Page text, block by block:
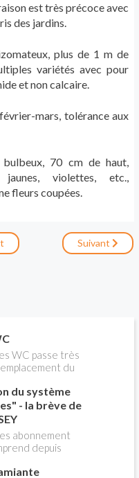
est très précoce avec
des jardins.
plus de 1 m de
variétés avec pour
et non calcaire.
mars, tolérance aux
70 cm de haut,
jaunes, violettes, etc.,
fleurs coupées.
Suivant
WC passe très
du
du système
- la brève de
abonnement
depuis
Aujourd'hui